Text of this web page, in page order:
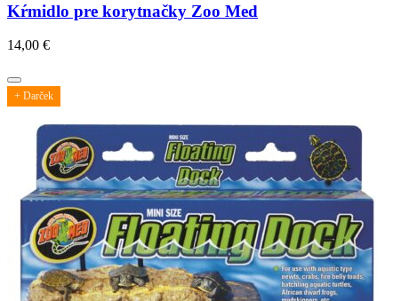
Kŕmidlo pre korytnačky Zoo Med
14,00 €
+ Darček